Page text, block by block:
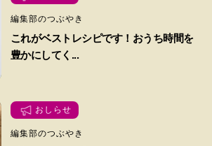
編集部のつぶやき
これがベストレシピです！おうち時間を
豊かにしてく...
おしらせ
編集部のつぶやき